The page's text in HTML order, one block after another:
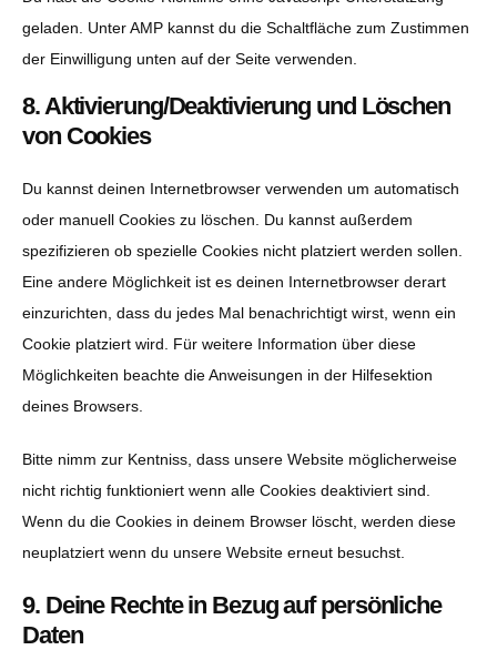
geladen. Unter AMP kannst du die Schaltfläche zum Zustimmen
der Einwilligung unten auf der Seite verwenden.
8. Aktivierung/Deaktivierung und Löschen
von Cookies
Du kannst deinen Internetbrowser verwenden um automatisch
oder manuell Cookies zu löschen. Du kannst außerdem
spezifizieren ob spezielle Cookies nicht platziert werden sollen.
Eine andere Möglichkeit ist es deinen Internetbrowser derart
einzurichten, dass du jedes Mal benachrichtigt wirst, wenn ein
Cookie platziert wird. Für weitere Information über diese
Möglichkeiten beachte die Anweisungen in der Hilfesektion
deines Browsers.
Bitte nimm zur Kentniss, dass unsere Website möglicherweise
nicht richtig funktioniert wenn alle Cookies deaktiviert sind.
Wenn du die Cookies in deinem Browser löscht, werden diese
neuplatziert wenn du unsere Website erneut besuchst.
9. Deine Rechte in Bezug auf persönliche
Daten